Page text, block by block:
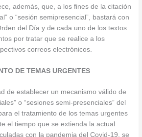
además, que, a los fines de la citación
o “sesión semipresencial”, bastará con
del Día y de cada uno de los textos
por tratar que se realice a los
correos electrónicos.
DE TEMAS URGENTES
de establecer un mecanismo válido de
o “sesiones semi-presenciales” del
el tratamiento de los temas urgentes
el tiempo que se extienda la actual
con la pandemia del Covid-19, se